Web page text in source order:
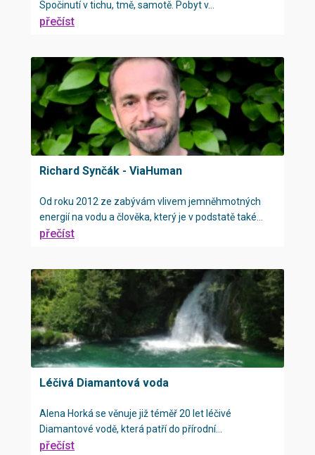
Spočinutí v tichu, tmě, samotě. Pobyt v...
přečíst
Richard Synčák - ViaHuman
Od roku 2012 ze zabývám vlivem jemněhmotných
energií na vodu a člověka, který je v podstatě také...
přečíst
Léčivá Diamantová voda
Alena Horká se věnuje již téměř 20 let léčivé
Diamantové vodě, která patří do přírodní...
přečíst